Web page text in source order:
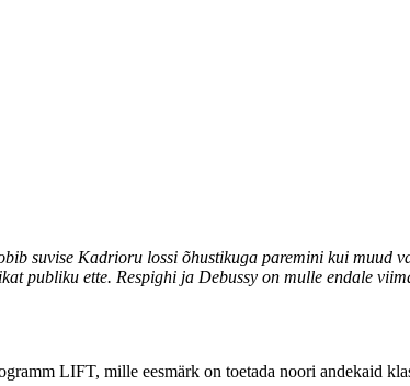
suvise Kadrioru lossi õhustikuga paremini kui
publiku ette. Respighi ja Debussy on mulle endale
LIFT, mille eesmärk on toetada noori andekaid